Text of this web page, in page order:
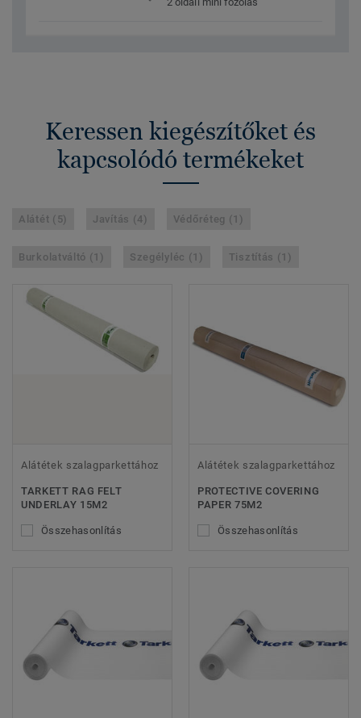
Keressen kiegészítőket és
kapcsolódó termékeket
Alátét (5) Javítás (4) Védőréteg (1)
Burkolatváltó (1) Szegélyléc (1) Tisztítás (1)
Alátétek szalagparkettához
TARKETT RAG FELT
UNDERLAY 15M2
Összehasonlítás
Alátétek szalagparkettához
PROTECTIVE COVERING
PAPER 75M2
Összehasonlítás